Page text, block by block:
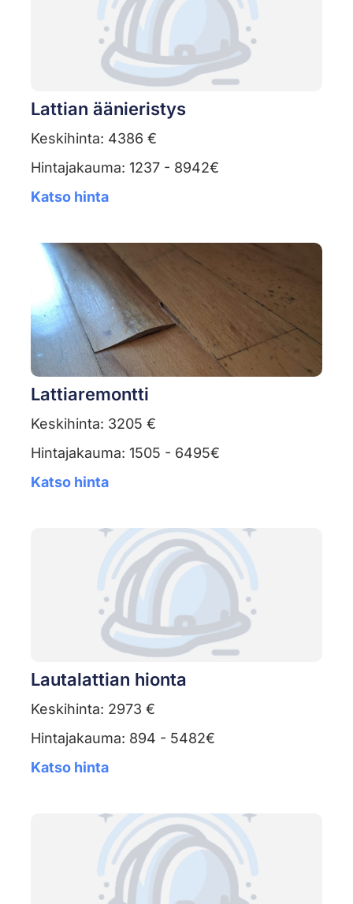
Lattian äänieristys
Keskihinta: 4386 €
Hintajakauma: 1237 - 8942€
Katso hinta
Lattiaremontti
Keskihinta: 3205 €
Hintajakauma: 1505 - 6495€
Katso hinta
Lautalattian hionta
Keskihinta: 2973 €
Hintajakauma: 894 - 5482€
Katso hinta